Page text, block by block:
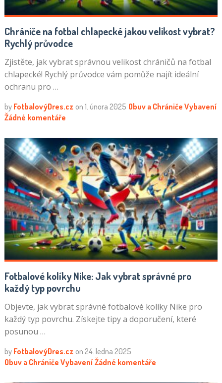
Chrániče na fotbal chlapecké jakou velikost vybrat?
Rychlý průvodce
Zjistěte, jak vybrat správnou velikost chráničů na fotbal
chlapecké! Rychlý průvodce vám pomůže najít ideální
ochranu pro …
by FotbalovýDres.cz on 1. února 2025 Obuv a Chrániče Vybavení
Žádné komentáře
Fotbalové kolíky Nike: Jak vybrat správné pro
každý typ povrchu
Objevte, jak vybrat správné fotbalové kolíky Nike pro
každý typ povrchu. Získejte tipy a doporučení, které
posunou …
by FotbalovýDres.cz on 24. ledna 2025
Obuv a Chrániče Vybavení Žádné komentáře